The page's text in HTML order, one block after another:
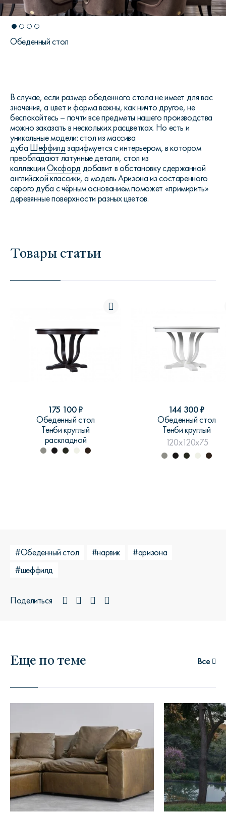
Обеденный стол
В случае, если размер обеденного стола не имеет для вас
значения, а цвет и форма важны, как ничто другое, не
беспокойтесь – почти все предметы нашего производства
можно заказать в нескольких расцветках. Но есть и
уникальные модели: стол из массива
дуба Шеффилдзарифмуется с интерьером, в котором
преобладают латунные детали, стол из
коллекцииОксфорд добавит в обстановку сдержанной
английской классики, а модельАризонаиз состаренного
серого дуба с чёрным основанием поможет «примирить»
деревянные поверхности разных цветов.
Товары статьи
175 100₽
Обеденный стол
Тенби круглый
раскладной
144 300₽
Обеденный стол
Тенби круглый
120x120x75
#Обеденный стол #нарвик
#аризона
#шеффилд
Поделиться
Еще по теме Все